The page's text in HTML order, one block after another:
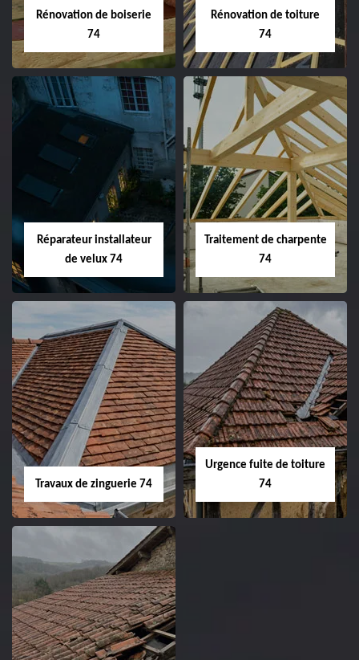
Rénovation de boiserie
74
Rénovation de toiture
74
Réparateur installateur
de velux 74
Traitement de charpente
74
Travaux de zinguerie 74
Urgence fuite de toiture
74